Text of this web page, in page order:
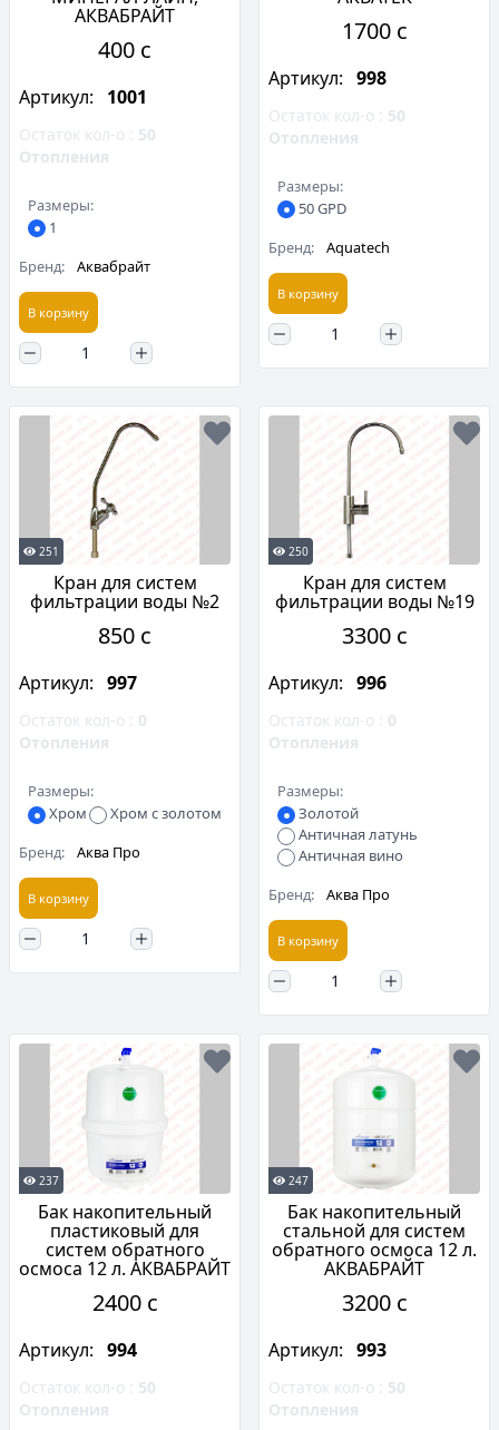
АКВАБРАЙТ
400 c
Артикул: 1001
Остаток кол-о : 50
Отопления
Размеры:
1
Бренд:
Аквабрайт
В корзину
1700 c
Артикул: 998
Остаток кол-о : 50
Отопления
Размеры:
50 GPD
Бренд:
Aquatech
В корзину
251
Кран для систем
фильтрации воды №2
850 c
Артикул: 997
Остаток кол-о : 0
Отопления
Размеры:
Хром
Хром с золотом
Бренд:
Аква Про
В корзину
250
Кран для систем
фильтрации воды №19
3300 c
Артикул: 996
Остаток кол-о : 0
Отопления
Размеры:
Золотой
Античная латунь
Античная вино
Бренд:
Аква Про
В корзину
237
Бак накопительный
пластиковый для
систем обратного
осмоса 12 л. АКВАБРАЙТ
2400 c
Артикул: 994
Остаток кол-о : 50
Отопления
247
Бак накопительный
стальной для систем
обратного осмоса 12 л.
АКВАБРАЙТ
3200 c
Артикул: 993
Остаток кол-о : 50
Отопления